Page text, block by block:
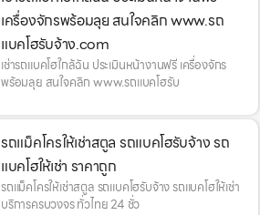
เครื่องจักรพร้อมลุย สนใจคลิก www.รถ
แบคโฮรับจ้าง.com
เช่ารถแบคโฮใกล้ฉัน ประเมินหน้างานฟรี เครื่องจักร
พร้อมลุย สนใจคลิก www.รถแบคโฮรับ
รถแม็คโครให้เช่าสตูล รถแบคโฮรับจ้าง รถ
แบคโฮให้เช่า ราคาถูก
รถแม็คโครให้เช่าสตูล รถแบคโฮรับจ้าง รถแบคโฮให้เช่า
บริการครบวงจร ทั่วไทย 24 ชั่ว